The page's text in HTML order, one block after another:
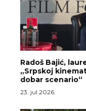
Radoš Bajić,
„Srpskoj
dobar scenario“
23. jul 2026.